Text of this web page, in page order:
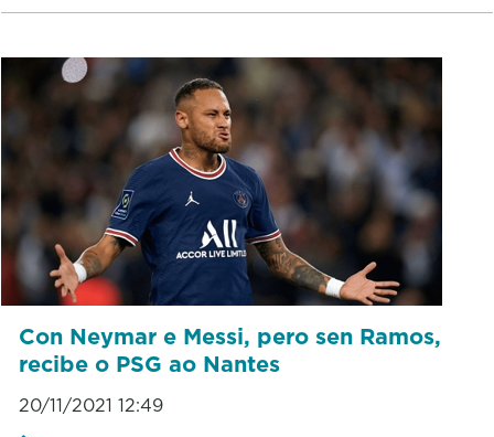
Con Neymar e Messi, pero sen Ramos,
recibe o PSG ao Nantes
20/11/2021 12:49